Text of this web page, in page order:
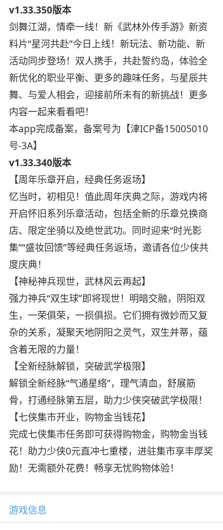
v1.33.350版本
剑舞江湖，情牵一线！新《武林外传手游》新资
料片“星河共赴”今日上线！新玩法、新功能、新
活动同步登场！双人携手，共赴誓约岛，体验全
新优化的职业平衡、更多的趣味任务，与星辰共
舞、与爱人相会，迎接前所未有的新挑战！更多
内容一起来看看吧！
本app完成备案，备案号为【津ICP备15005010
号-3A】
v1.33.340版本
【周年乐章开启，经典任务返场】
忆当时，初相见！值此周年庆典之际，游戏内将
开启怀旧系列乐章活动，包括全新的乐章兑换商
店、限定坐骑以及绝世武功。同时迎来“时光影
集”“盛妆回馈”等经典任务返场，邀请各位少侠共
度庆典！
【神秘神兵现世，武林风云再起】
强力神兵“双生球”即将现世！明暗交融，阴阳双
生，一荣俱荣，一损俱损。它们拥有微妙而又复
杂的关系，凝聚天地阴阳之灵气，双生并蒂，蕴
含着无限的力量！
【全新经脉解锁，突破武学极限】
解锁全新经脉“气通星络”，理气清血，舒展筋
骨，打通经脉第五层，助力少侠突破武学极限！
【七侠集市开业，购物金当钱花】
完成七侠集市任务即可获得购物金，购物金当钱
花！助力少侠0元直冲七重楼，进驻集市享丰厚奖
励！无需额外花费！畅享无忧购物体验！
游戏信息